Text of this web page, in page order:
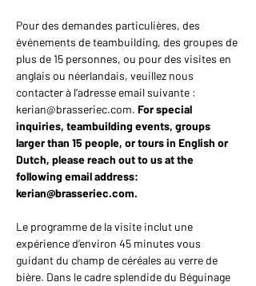
Pour des demandes particulières, des
événements de teambuilding, des groupes de
plus de 15 personnes, ou pour des visites en
anglais ou néerlandais, veuillez nous
contacter à l’adresse email suivante :
kerian@brasseriec.com. For special
inquiries, teambuilding events, groups
larger than 15 people, or tours in English or
Dutch, please reach out to us at the
following email address:
kerian@brasseriec.com.
Le programme de la visite inclut une
expérience d’environ 45 minutes vous
guidant du champ de céréales au verre de
bière. Dans le cadre splendide du Béguinage